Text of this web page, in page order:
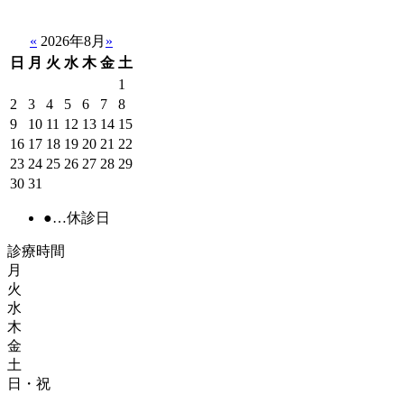
« 2026年8月 »
日
月 火 水 木 金 土
1
2
3 4 5 6 7
8
9
10 11 12 13 14 15
16 17 18 19 20 21 22
23 24 25 26 27 28 29
30 31
●…休診日
診療時間
月
火
水
木
金
土
日・祝